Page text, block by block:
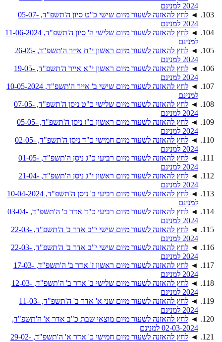
2024 למנינם
◄
לחץ להאזנה לשעור מיום שישי כ"ט סיון ה'תשפ"ד, 05-07-
2024 למנינם
◄
לחץ להאזנה לשעור מיום שלישי ה' סיון ה'תשפ"ד, 11-06-2024
למנינם
◄
לחץ להאזנה לשעור מיום ראשון י"ח אייר ה'תשפ"ד, 26-05-
2024 למנינם
◄
לחץ להאזנה לשעור מיום ראשון י"א אייר ה'תשפ"ד, 19-05-
2024 למנינם
◄
לחץ להאזנה לשעור מיום שישי ב' אייר ה'תשפ"ד, 10-05-2024
למנינם
◄
לחץ להאזנה לשעור מיום שלישי כ"ט ניסן ה'תשפ"ד, 07-05-
2024 למנינם
◄
לחץ להאזנה לשעור מיום ראשון כ"ז ניסן ה'תשפ"ד, 05-05-
2024 למנינם
◄
לחץ להאזנה לשעור מיום חמישי כ"ד ניסן ה'תשפ"ד, 02-05-
2024 למנינם
◄
לחץ להאזנה לשעור מיום רביעי כ"ג ניסן ה'תשפ"ד, 01-05-
2024 למנינם
◄
לחץ להאזנה לשעור מיום ראשון י"ג ניסן ה'תשפ"ד, 21-04-
2024 למנינם
◄
לחץ להאזנה לשעור מיום רביעי ב' ניסן ה'תשפ"ד, 10-04-2024
למנינם
◄
לחץ להאזנה לשעור מיום רביעי כ"ד אדר ב' ה'תשפ"ד, 03-04-
2024 למנינם
◄
לחץ להאזנה לשעור מיום שישי י"ב אדר ב' ה'תשפ"ד, 22-03-
2024 למנינם
◄
לחץ להאזנה לשעור מיום שישי י"ב אדר ב' ה'תשפ"ד, 22-03-
2024 למנינם
◄
לחץ להאזנה לשעור מיום ראשון ז' אדר ב' ה'תשפ"ד, 17-03-
2024 למנינם
◄
לחץ להאזנה לשעור מיום שלישי ב' אדר ב' ה'תשפ"ד, 12-03-
2024 למנינם
◄
לחץ להאזנה לשעור מיום שני א' אדר ב' ה'תשפ"ד, 11-03-
2024 למנינם
◄ לחץ להאזנה לשעור מיום מוצאי שבת כ"ב אדר א' ה'תשפ"ד,
02-03-2024 למנינם
◄
לחץ להאזנה לשעור מיום חמישי כ' אדר א' ה'תשפ"ד, 29-02-